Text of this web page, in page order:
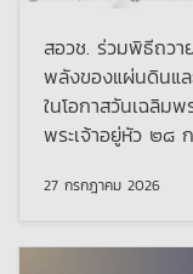
สอวช. ร่วมพิธีถว
พลังของแผ่นดินแ
ในโอกาสวันเฉลิม
พระเจ้าอยู่หัว ๒๘
27 กรกฎาคม 2026